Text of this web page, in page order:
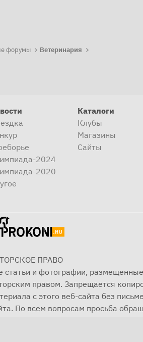
форумы Ветеринария
2024
2020
Каталоги
Клубы
Магазины
Сайты
ПРАВО
статьи и фотографии,
правом. Запрещается
с этого веб-сайта без
По всем вопросам просьба